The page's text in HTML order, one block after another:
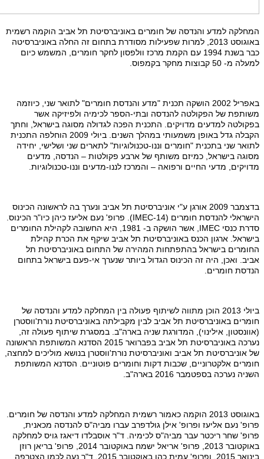
המחלקה למדע והנדסה של חומרים באוניברסיטת תל אביב הוקמה רשמית
באוגוסט 2013, למרות שפעילות מסודרת בתחום זה החלה באוניברסיטה
כבר בשנת 1994 עם הקמת מרכז וולפסון לחקר חומרים, המשמש כיום
למעלה מ- 50 קבוצות מחקר בקמפוס.
באפריל 2002 הושקה תכנית "מדע והנדסת חומרים" לתואר שני, כיוזמה
משותפת של הפקולטה להנדסה ובתי-הספר לכימיה ולפיזיקה אשר
בפקולטה למדעים מדויקים. התכנית הפכה לגדולה מסוגה בישראל, וחתך
הקבלה גדל באופן משמעותי במהלך השנים. ביולי 2009 הוחלפה התכנית
לתואר שני בתכנית "חומרים וננו-טכנולוגיות" לתארים שני ושלישי, יחידה
מסוגה בישראל, כמיזם משותף של ארבע פקולטות – הנדסה, מדעים
מדויקים, מדעי החיים ורפואה – והמרכז לננו-מדעים וננו-טכנולוגיות.
בדצמבר 2009 אורגן ע"י אוניברסיטת תל אביב ונערך בה לראשונה הכינוס
הישראלי להנדסת חומרים (IMEC-14). פרופ' נעם אליעז כיהן כיו"ר הכינוס.
סדרת כנסי IMEC, אשר הושקה ב- 1981, היא החשובה לקהילת החומרים
בישראל. ארגון הכנס באוניברסיטת תל אביב שיקף את הכרת קהילת
החומרים בישראל בהתפתחות המהירה של התחום באוניברסיטת תל
אביב. ואכן, היה זה הכינוס הגדול ביותר שנערך אי-פעם בישראל בתחום
הנדסת חומרים.
ביולי 2013 הוכן מתווה לשיתוף פעולה בין המחלקה למדע והנדסה של
חומרים באוניברסיטת תל אביב לבין מקבילתה באוניברסיטת נורת'ווסטרן
(אוונסטון, אילינוי), המדורגת שניה בארה"ב. במסגרת שיתוף פעולה זה,
נערכה באוניברסיטת תל אביב בפברואר 2015 הסדנא המשותפת הראשונה
של אוניברסיטת תל אביב ואוניברסיטת נורת'ווסטרן בנושא מוליכים למחצה,
חומרים אלקטרוניים, שכבות דקות וחומרים פוטוניים. הסדנא המשותפת
השניה נערכה בספטמבר 2016 בארה"ב.
באוגוסט 2013 הוקמה כאמור רשמית המחלקה למדע והנדסה של חומרים.
פרופ' נעם אליעז ופרופ' אילן גולדפרב עברו מביה"ס להנדסה מכאנית,
פרופ' שחר ריכטר עבר מביה"ס לכימיה. ד"ר אוסבלדו דיאגז גויס למחלקה
באוקטובר 2013, פרופ' אריאל ישמח באוקטובר 2014, פרופ' בריאן רוזן
בינואר 2015, ופרופ' עמית כהן באוקטובר 2015. ד"ר נעה לכמן הצטרפה